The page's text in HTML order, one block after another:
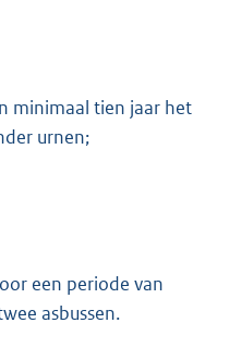
minimaal tien jaar het
urnen;
een periode van
asbussen.